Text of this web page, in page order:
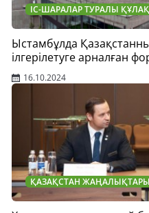
ІС-ШАРАЛАР ТУРАЛЫ
Ыстамбұлда
ілгерілетуге арналған
16.10.2024
ҚАЗАҚСТАН ЖАҢАЛЫҚТАРЫ